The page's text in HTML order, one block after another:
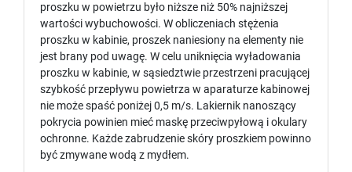
proszku w powietrzu było niższe niż 50% najniższej
wartości wybuchowości. W obliczeniach stężenia
proszku w kabinie, proszek naniesiony na elementy nie
jest brany pod uwagę. W celu uniknięcia wyładowania
proszku w kabinie, w sąsiedztwie przestrzeni pracującej
szybkość przepływu powietrza w aparaturze kabinowej
nie może spaść poniżej 0,5 m/s. Lakiernik nanoszący
pokrycia powinien mieć maskę przeciwpyłową i okulary
ochronne. Każde zabrudzenie skóry proszkiem powinno
być zmywane wodą z mydłem.